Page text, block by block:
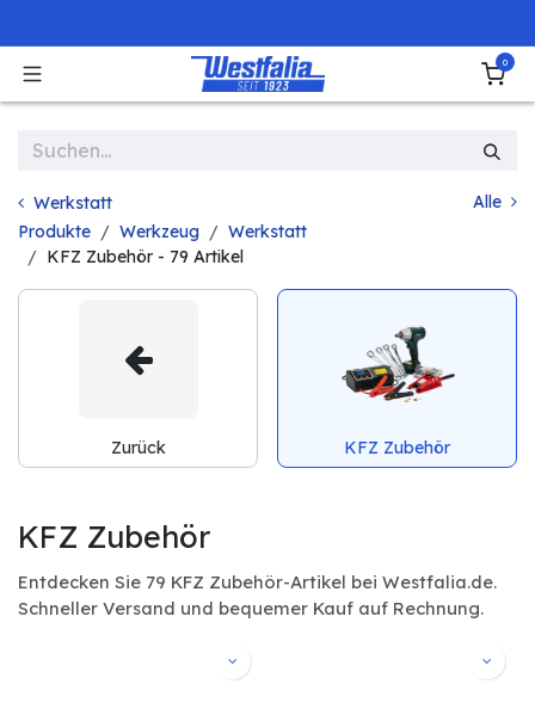
0
Werkstatt
Alle
Produkte
Werkzeug
Werkstatt
KFZ Zubehör - 79 Artikel
Zurück KFZ Zubehör
KFZ Zubehör
Entdecken Sie 79 KFZ Zubehör-Artikel bei Westfalia.de.
Schneller Versand und bequemer Kauf auf Rechnung.